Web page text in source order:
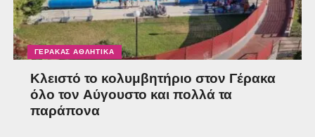
ΓΈΡΑΚΑΣ ΑΘΛΗΤΙΚΆ
Κλειστό το κολυμβητήριο στον Γέρακα
όλο τον Αύγουστο και πολλά τα
παράπονα